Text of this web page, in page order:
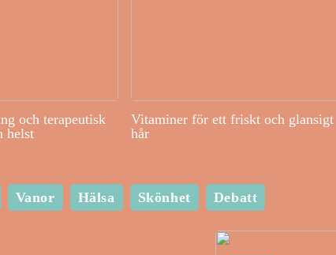
och terapeutisk
helst
Vitaminer för ett friskt och glansigt
hår
Vanor Hälsa Skönhet Debatt